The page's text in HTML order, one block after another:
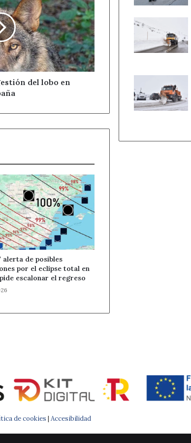
del lobo en
alerta de posibles
por el eclipse total en
escalonar el regreso
de cookies | Accesibilidad